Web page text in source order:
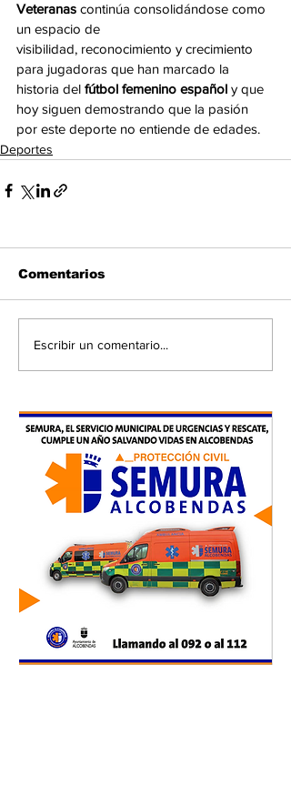
Veteranas continúa consolidándose como
un espacio de
visibilidad, reconocimiento y crecimiento
para jugadoras que han marcado la
historia del fútbol femenino español y que
hoy siguen demostrando que la pasión
por este deporte no entiende de edades.
Deportes
Comentarios
Escribir un comentario...